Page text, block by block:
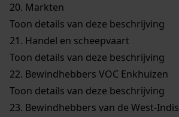
20. Markten
Toon details van deze beschrijving
21. Handel en scheepvaart
Toon details van deze beschrijving
22. Bewindhebbers VOC Enkhuizen
Toon details van deze beschrijving
23. Bewindhebbers van de West-